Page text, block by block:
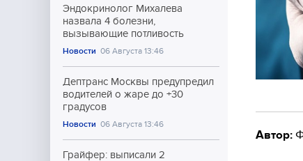
Эндокринолог Михалева
назвала 4 болезни,
вызывающие потливость
Новости 06 Августа 13:46
Дептранс Москвы предупредил
водителей о жаре до +30
градусов
Новости 06 Августа 13:46
Грайфер: выписали 2
Автор: